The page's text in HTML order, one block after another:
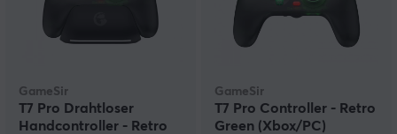
GameSir
T7 Pro Drahtloser
Handcontroller - Retro
GameSir
T7 Pro Controller - Retro
Green (Xbox/PC)